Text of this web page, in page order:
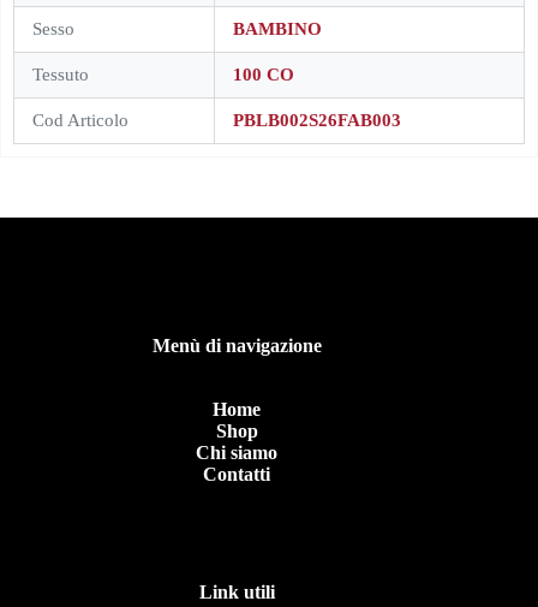
Sesso BAMBINO
Tessuto 100 CO
Cod Articolo PBLB002S26FAB003
Menù di navigazione
Home
Shop
Chi siamo
Contatti
Link utili